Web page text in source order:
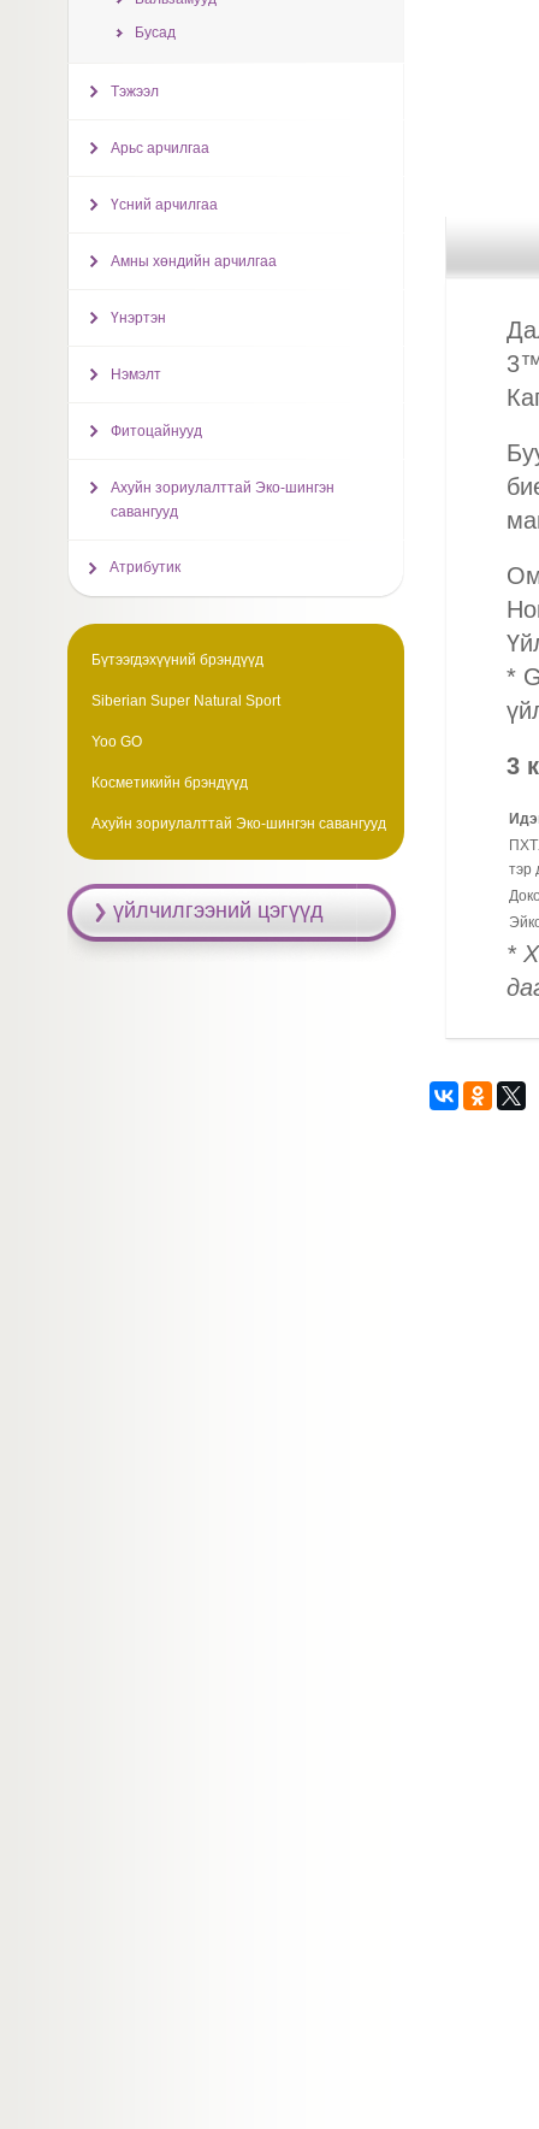
*
3
тэр
*
Бусад
Тэжээл
Арьс арчилгаа
Үсний арчилгаа
Амны хөндийн арчилгаа
Үнэртэн
Нэмэлт
Фитоцайнууд
Ахуйн зориулалттай Эко-шингэн
савангууд
Атрибутик
Бүтээгдэхүүний брэндүүд
Siberian Super Natural Sport
Yoo GO
Косметикийн брэндүүд
Ахуйн зориулалттай Эко-шингэн савангууд
үйлчилгээний цэгүүд